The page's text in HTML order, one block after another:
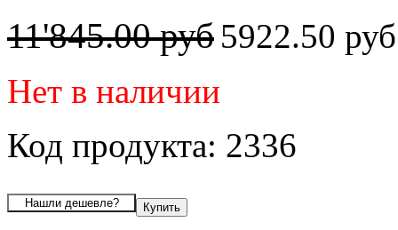
11'845.00 руб 5922.50
Нет в наличии
Код продукта: 2336